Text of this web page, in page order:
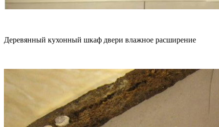
Деревянный кухонный шкаф двери влажное расширение